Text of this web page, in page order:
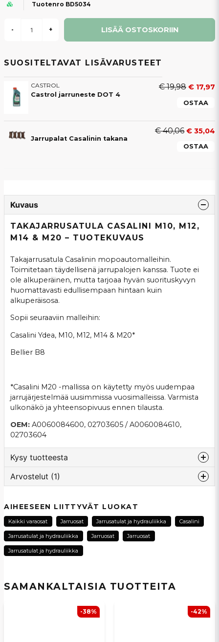
Tuotenro BD5034
- + LISÄÄ OSTOSKORIIN
SUOSITELTAVAT LISÄVARUSTEET
CASTROL
Castrol jarruneste DOT 4
€ 19,98 € 17,97
OSTAA
Jarrupalat Casalinin takana
€ 40,06 € 35,04
OSTAA
SAMANKALTAISIA ​​TUOTTEITA
-38% -42%
Kuvaus
TAKAJARRUSATULA CASALINI M10, M12,
M14 & M20 – TUOTEKUVAUS
Takajarrusatula Casalinin mopoautomalleihin.
Toimitetaan täydellisenä jarrupalojen kanssa. Tuote ei
ole alkuperäinen, mutta tarjoaa hyvän suorituskyvyn
huomattavasti edullisempaan hintaan kuin
alkuperäisosa.
Sopii seuraaviin malleihin:
Casalini Ydea, M10, M12, M14 & M20*
Bellier B8
*Casalini M20 -mallissa on käytetty myös uudempaa
jarrujärjestelmää uusimmissa vuosimalleissa. Varmista
ulkonäkö ja yhteensopivuus ennen tilausta.
OEM: A0060084600, 02703605 / A0060084610,
02703604
Kysy tuotteesta
question
Kysy meiltä tästä tuotteesta...
name
Nimi
Kyllä, voit julkaista kysymykseni
Arvostelut (1)
Sune
AIHEESEEN LIITTYVÄT LUOKAT
Kaikki varaosat Jarruosat Jarrusatulat ja hydrauliikka Casalini
Jarrusatulat ja hydrauliikka Jarruosat Jarruosat
Jarrusatulat ja hydrauliikka